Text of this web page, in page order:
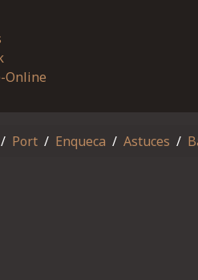
Online
Port Enqueca Astuces